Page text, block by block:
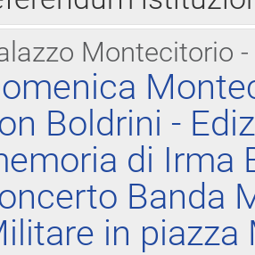
Montecitorio
Boldrini -
di Irma
Banda
in